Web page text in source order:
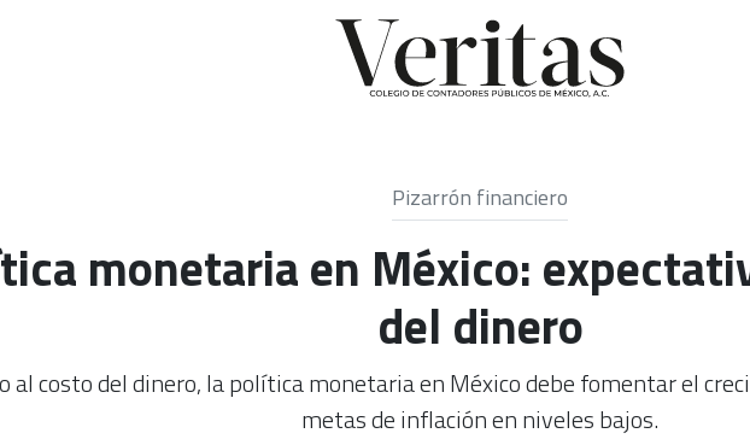
Pizarrón financiero
monetaria en México:
del dinero
al costo del dinero, la política monetaria en México debe fomentar el
metas de inflación en niveles bajos.